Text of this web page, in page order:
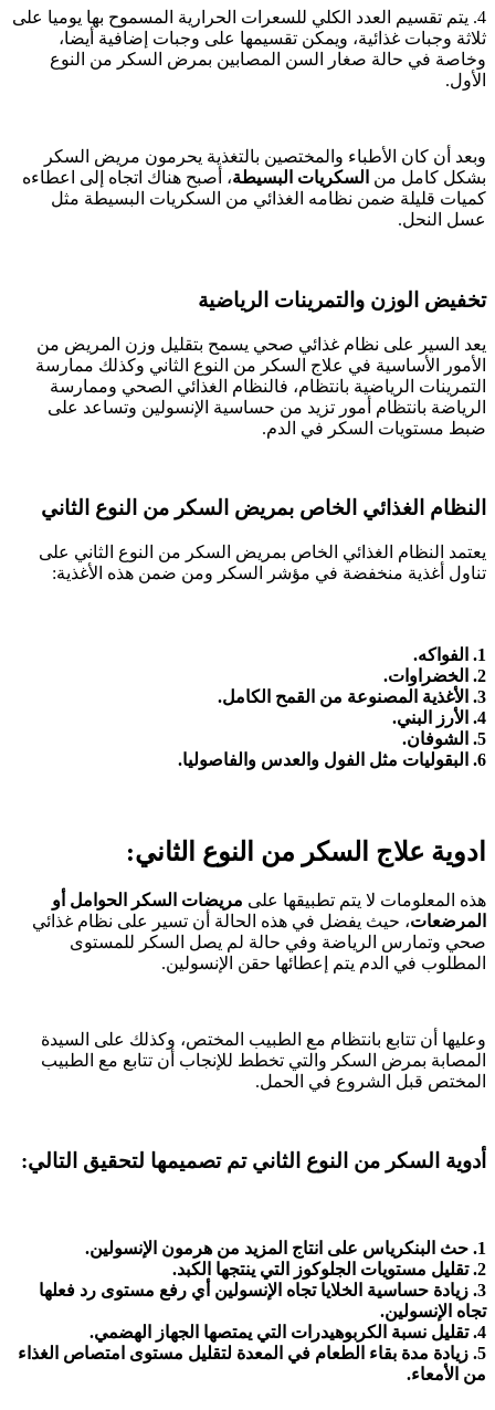
4. يتم تقسيم العدد الكلي للسعرات الحرارية المسموح بها يوميا على
ثلاثة وجبات غذائية، ويمكن تقسيمها على وجبات إضافية أيضا،
وخاصة في حالة صغار السن المصابين بمرض السكر من النوع
الأول.
وبعد أن كان الأطباء والمختصين بالتغذية يحرمون مريض السكر
بشكل كامل من السكريات البسيطة، أصبح هناك اتجاه إلى اعطاءه
كميات قليلة ضمن نظامه الغذائي من السكريات البسيطة مثل
عسل النحل.
تخفيض الوزن والتمرينات الرياضية
يعد السير على نظام غذائي صحي يسمح بتقليل وزن المريض من
الأمور الأساسية في علاج السكر من النوع الثاني وكذلك ممارسة
التمرينات الرياضية بانتظام، فالنظام الغذائي الصحي وممارسة
الرياضة بانتظام أمور تزيد من حساسية الإنسولين وتساعد على
ضبط مستويات السكر في الدم.
النظام الغذائي الخاص بمريض السكر من النوع الثاني
يعتمد النظام الغذائي الخاص بمريض السكر من النوع الثاني على
تناول أغذية منخفضة في مؤشر السكر ومن ضمن هذه الأغذية:
1. الفواكه.
2. الخضراوات.
3. الأغذية المصنوعة من القمح الكامل.
4. الأرز البني.
5. الشوفان.
6. البقوليات مثل الفول والعدس والفاصوليا.
ادوية علاج السكر من النوع الثاني:
هذه المعلومات لا يتم تطبيقها على مريضات السكر الحوامل أو
المرضعات، حيث يفضل في هذه الحالة أن تسير على نظام غذائي
صحي وتمارس الرياضة وفي حالة لم يصل السكر للمستوى
المطلوب في الدم يتم إعطائها حقن الإنسولين.
وعليها أن تتابع بانتظام مع الطبيب المختص، وكذلك على السيدة
المصابة بمرض السكر والتي تخطط للإنجاب أن تتابع مع الطبيب
المختص قبل الشروع في الحمل.
أدوية السكر من النوع الثاني تم تصميمها لتحقيق التالي:
1. حث البنكرياس على انتاج المزيد من هرمون الإنسولين.
2. تقليل مستويات الجلوكوز التي ينتجها الكبد.
3. زيادة حساسية الخلايا تجاه الإنسولين أي رفع مستوى رد فعلها
تجاه الإنسولين.
4. تقليل نسبة الكربوهيدرات التي يمتصها الجهاز الهضمي.
5. زيادة مدة بقاء الطعام في المعدة لتقليل مستوى امتصاص الغذاء
من الأمعاء.